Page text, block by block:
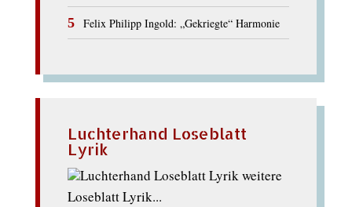
Felix Philipp Ingold: „Gekriegte“ Harmonie
Luchterhand Loseblatt
Lyrik
weitere
Loseblatt Lyrik...